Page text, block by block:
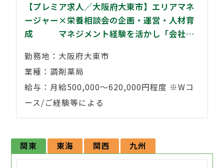
【プレミア求人／大阪府大東市】エリアマネ
ージャー×栄養相談会の企画・運営・人材育
成 マネジメント経験を活かし「会社づ
勤務地：大阪府大東市
業種：調剤薬局
給与：月給500,000～620,000円程度 ※Wコ
ース/ご経験等による
関東 東海 関西 九州